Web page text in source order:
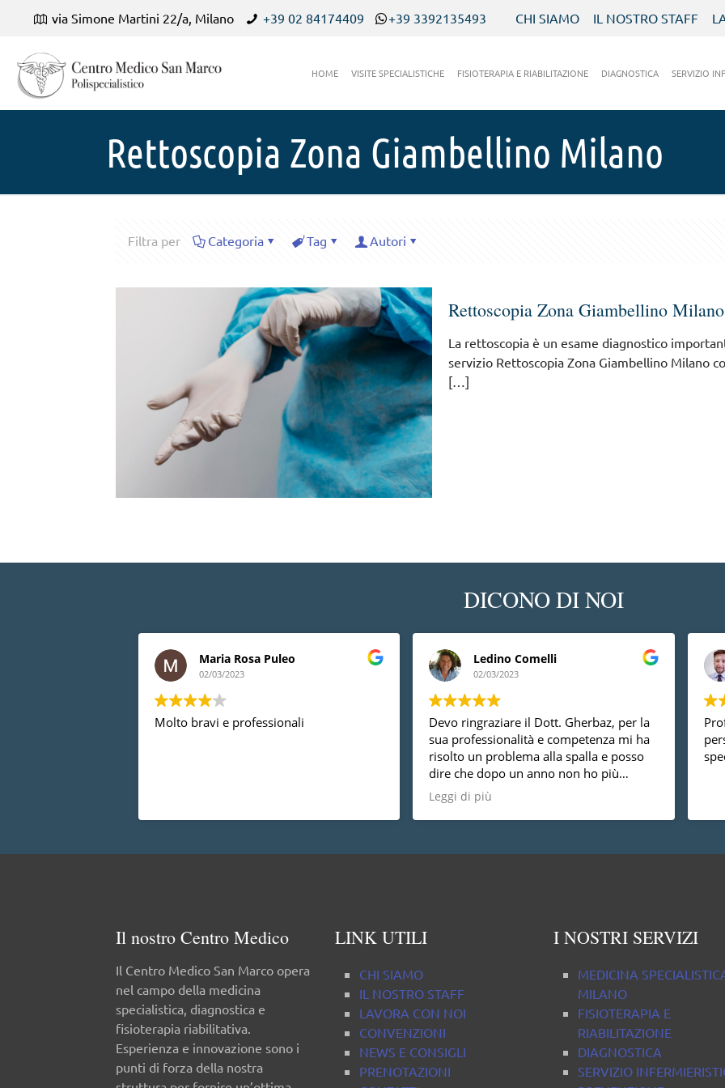
via Simone Martini 22/a, Milano +39 02 84174409 +39 3392135493 CHI SIAMO IL NOSTRO STAFF
HOME VISITE SPECIALISTICHE FISIOTERAPIA E RIABILITAZIONE DIAGNOSTICA SERVIZIO
Rettoscopia Zona Giambellino Milano
Filtra per Categoria Tag Autori
Rettoscopia Zona Giambellino Milano
La rettoscopia è un esame diagnostico
servizio Rettoscopia Zona Giambellino Milano
[…]
DICONO DI NOI
Maria Rosa Puleo
02/03/2023
Molto bravi e professionali
Ledino Comelli
02/03/2023
Devo ringraziare il Dott. Gherbaz, per la
sua professionalità e competenza mi ha
risolto un problema alla spalla e posso
dire che dopo un anno non ho più
nessun dolore, vorrei anche dire che è
una persona molto disponibile cosa non
da tutti.
Leggi di più
Il nostro Centro Medico
Il Centro Medico San Marco opera
nel campo della medicina
specialistica, diagnostica e
fisioterapia riabilitativa.
Esperienza e innovazione sono i
punti di forza della nostra
LINK UTILI
CHI SIAMO
IL NOSTRO STAFF
LAVORA CON NOI
CONVENZIONI
NEWS E CONSIGLI
PRENOTAZIONI
I NOSTRI SERVIZI
MEDICINA
MILANO
FISIOTERAPIA E
RIABILITAZIONE
DIAGNOSTICA
SERVIZIO